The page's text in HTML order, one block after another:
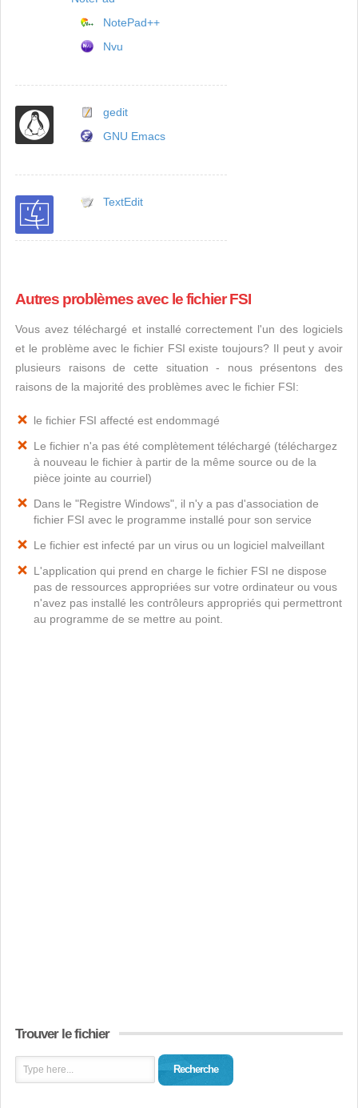
NotePad++
Nvu
gedit
GNU Emacs
TextEdit
Autres problèmes avec le fichier FSI
Vous avez téléchargé et installé correctement l'un des logiciels
et le problème avec le fichier FSI existe toujours? Il peut y avoir
plusieurs raisons de cette situation - nous présentons des
raisons de la majorité des problèmes avec le fichier FSI:
le fichier FSI affecté est endommagé
Le fichier n'a pas été complètement téléchargé (téléchargez
à nouveau le fichier à partir de la même source ou de la
pièce jointe au courriel)
Dans le "Registre Windows", il n'y a pas d'association de
fichier FSI avec le programme installé pour son service
Le fichier est infecté par un virus ou un logiciel malveillant
L'application qui prend en charge le fichier FSI ne dispose
pas de ressources appropriées sur votre ordinateur ou vous
n'avez pas installé les contrôleurs appropriés qui permettront
au programme de se mettre au point.
Trouver le fichier
Recherche